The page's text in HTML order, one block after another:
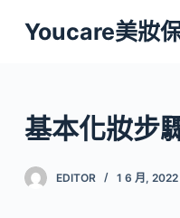
跳
至
內
容
Youcare美妝
基本化妝步
EDITOR 1 6 月, 2022